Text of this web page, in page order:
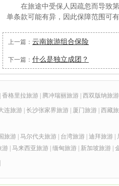
在旅途中受保人因疏忽而导致第
单条款可能有异，因此保障范围可有
上一篇： 云南旅游组合保险
下一篇： 什么是独立成团？
香格里拉旅游 腾冲瑞丽旅游 西双版纳旅游
连旅游 长沙张家界旅游 厦门旅游 西藏
旅游 马尔代夫旅游 台湾旅游 迪拜旅游
游 马来西亚旅游 缅甸旅游 新加坡旅游